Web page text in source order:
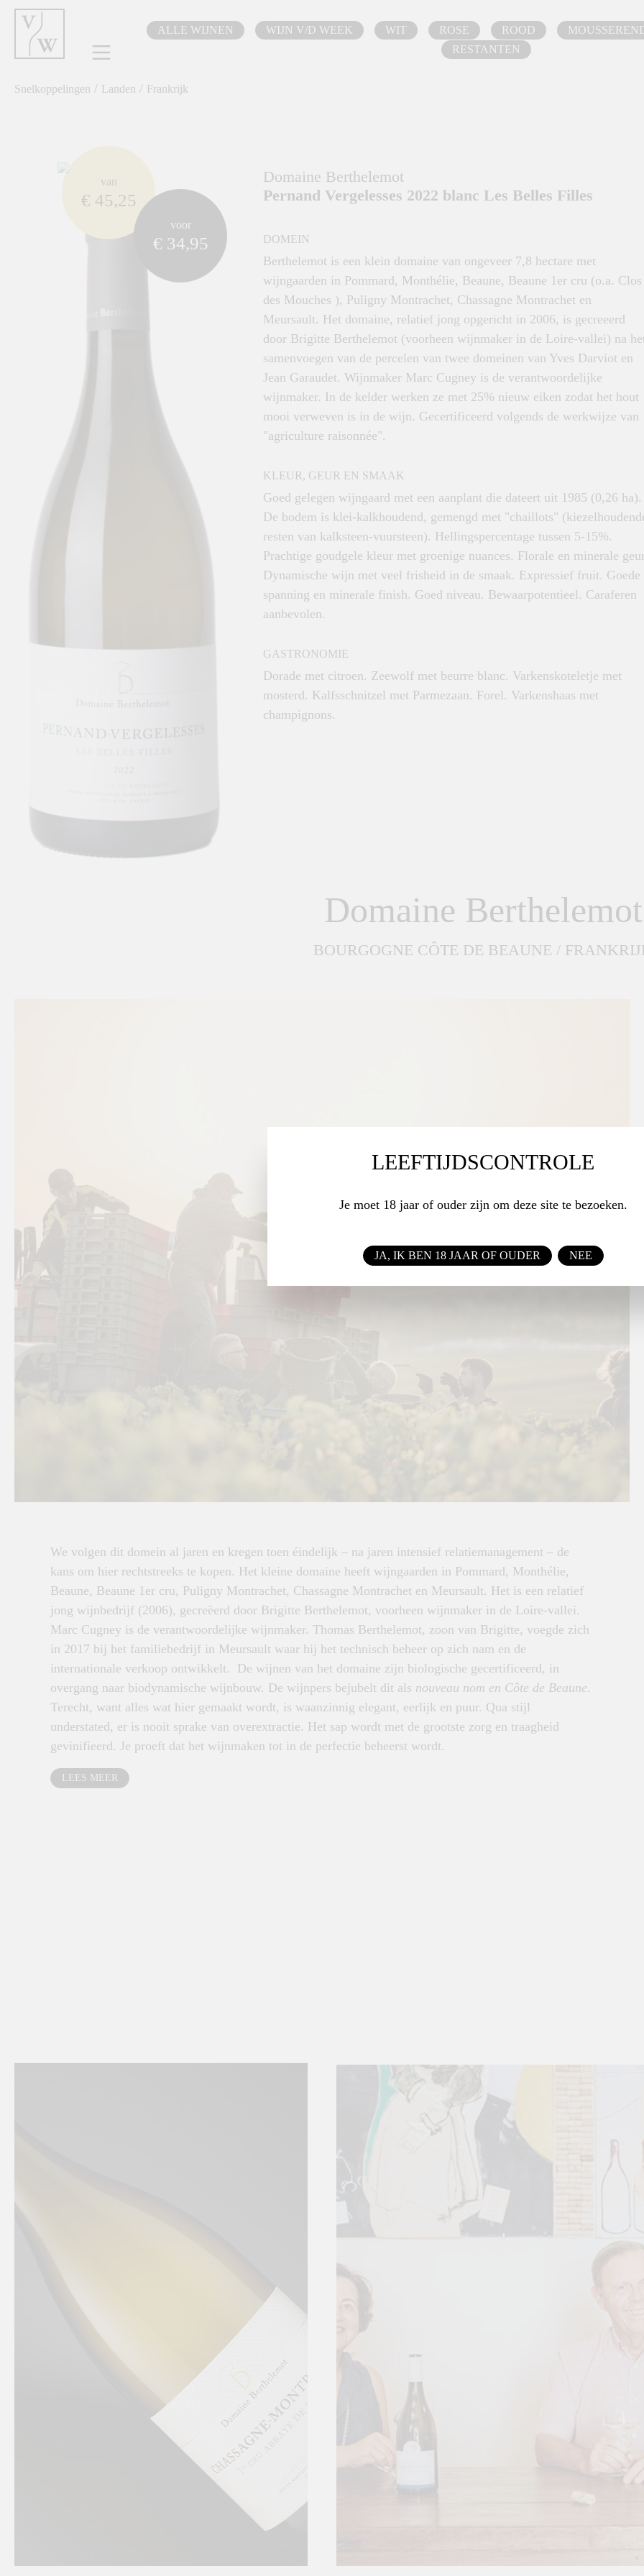
Ga naar de hoofdnavigatie
ALLE WIJNEN WIJN V/D WEEK WIT ROSE ROOD
RESTANTEN
Snelkoppelingen / Landen / Frankrijk
van
€ 45,25
voor
€ 34,95
Domaine Berthelemot
Pernand Vergelesses 2022 blanc Les Belles Filles
DOMEIN
Berthelemot is een klein domaine van ongeveer 7,8 hectare met
wijngaarden in Pommard, Monthélie, Beaune, Beaune 1er cru (o.a. Clos
des Mouches ), Puligny Montrachet, Chassagne Montrachet en
Meursault. Het domaine, relatief jong opgericht in 2006, is gecreeerd
door Brigitte Berthelemot (voorheen wijnmaker in de Loire-vallei) na
samenvoegen van de percelen van twee domeinen van Yves Darviot en
Jean Garaudet. Wijnmaker Marc Cugney is de verantwoordelijke
wijnmaker. In de kelder werken ze met 25% nieuw eiken zodat het hout
mooi verweven is in de wijn. Gecertificeerd volgends de werkwijze van
"agriculture raisonnée".
KLEUR, GEUR EN SMAAK
Goed gelegen wijngaard met een aanplant die dateert uit 1985 (0,26 ha).
De bodem is klei-kalkhoudend, gemengd met "chaillots"
resten van kalksteen-vuursteen). Hellingspercentage tussen 5-15%.
Prachtige goudgele kleur met groenige nuances. Florale en minerale
Dynamische wijn met veel frisheid in de smaak. Expressief fruit. Goede
spanning en minerale finish. Goed niveau. Bewaarpotentieel. Caraferen
aanbevolen.
GASTRONOMIE
Dorade met citroen. Zeewolf met beurre blanc. Varkenskoteletje met
mosterd. Kalfsschnitzel met Parmezaan. Forel. Varkenshaas met
champignons.
Domaine Berthelemot
BOURGOGNE CÔTE DE BEAUNE /
We volgen dit domein al jaren en kregen toen éindelijk – na jaren intensief relatiemanagement – de
kans om hier rechtstreeks te kopen. Het kleine domaine heeft wijngaarden in Pommard, Monthélie,
Beaune, Beaune 1er cru, Puligny Montrachet, Chassagne Montrachet en Meursault. Het is een relatief
jong wijnbedrijf (2006), gecreëerd door Brigitte Berthelemot, voorheen wijnmaker in de Loire-vallei.
Marc Cugney is de verantwoordelijke wijnmaker. Thomas Berthelemot, zoon van Brigitte, voegde zich
in 2017 bij het familiebedrijf in Meursault waar hij het technisch beheer op zich nam en de
internationale verkoop ontwikkelt. De wijnen van het domaine zijn biologische gecertificeerd, in
overgang naar biodynamische wijnbouw. De wijnpers bejubelt dit als nouveau nom en Côte de Beaune.
Terecht, want alles wat hier gemaakt wordt, is waanzinnig elegant, eerlijk en puur. Qua stijl
understated, er is nooit sprake van overextractie. Het sap wordt met de grootste zorg en traagheid
gevinifieerd. Je proeft dat het wijnmaken tot in de perfectie beheerst wordt.
LEES MEER
LEEFTIJDSCONTROLE
Je moet 18 jaar of ouder zijn om deze site te bezoeken.
JA, IK BEN 18 JAAR OF OUDER NEE